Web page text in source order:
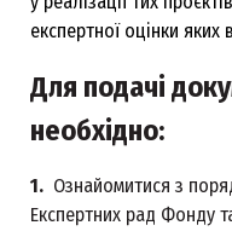
експертної оцінки
Для подачі
необхідно:
1. Ознайомитися з
Експертних рад Фонду